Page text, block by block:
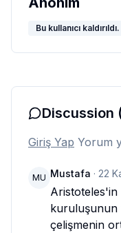
Bu kullanıcı kaldırıldı.
Discussion
Giriş Yap Yorum
MU Mustafa · 22
Aristoteles'in
kuruluşunun
çelişmenin